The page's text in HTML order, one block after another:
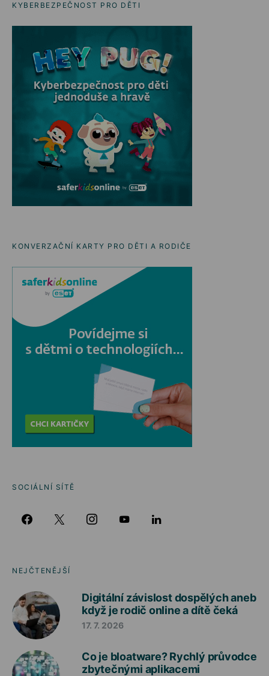
KYBERBEZPEČNOST PRO DĚTI
KONVERZAČNÍ KARTY PRO DĚTI A RODIČE
SOCIÁLNÍ SÍTĚ
NEJČTENĚJŠÍ
Digitální závislost dospělých aneb
když je rodič online a dítě čeká
17. 7. 2026
Co je bloatware? Rychlý průvodce
zbytečnými aplikacemi